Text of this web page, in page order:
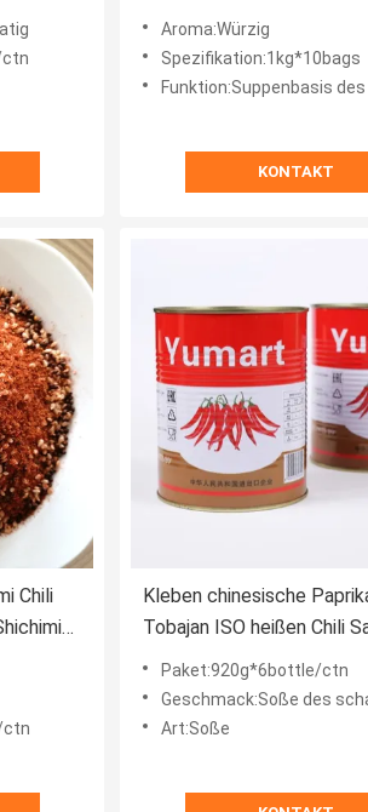
ctn
Aroma:Würzig
Spezifikation:1kg*10bags
Funktion:Suppenbasis des heißen Topfes oder des
KONTAKT
Chili
ctn
Kleben chinesische
Tobajan ISO heißen Chili
920g
Paket:920g*6bottle/ctn
Geschmack:Soße des
Art:Soße